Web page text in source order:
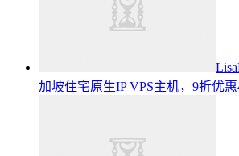
加坡住宅原生IP VPS主机，9折优